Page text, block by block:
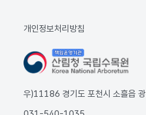
개인정보처리방침
우)11186 경기도 포천시 소흘읍